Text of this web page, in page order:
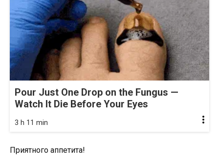
Pour Just One Drop on the Fungus —
Watch It Die Before Your Eyes
3 h 11 min
Приятного аппетита!